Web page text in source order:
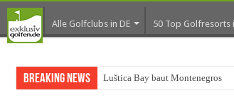
Alle Golfclubs in DE 50 Top Golfresorts
Breaking News Luštica Bay baut Montenegros